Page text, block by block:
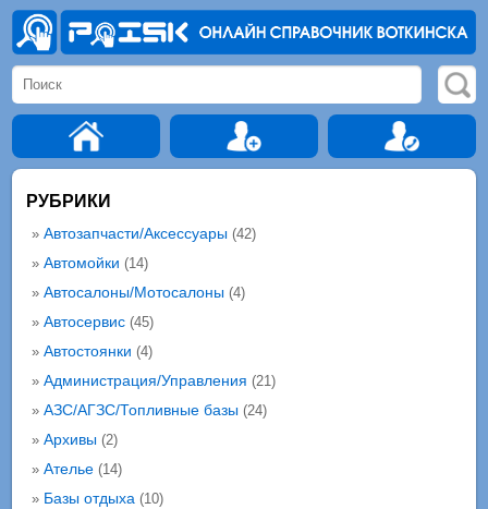
РУБРИКИ
» Автозапчасти/Аксессуары(42)
» Автомойки (14)
» Автосалоны/Мотосалоны(4)
» Автосервис(45)
» Автостоянки (4)
» Администрация/Управления (21)
» АЗС/АГЗС/Топливные базы(24)
» Архивы(2)
» Ателье(14)
» Базы отдыха(10)